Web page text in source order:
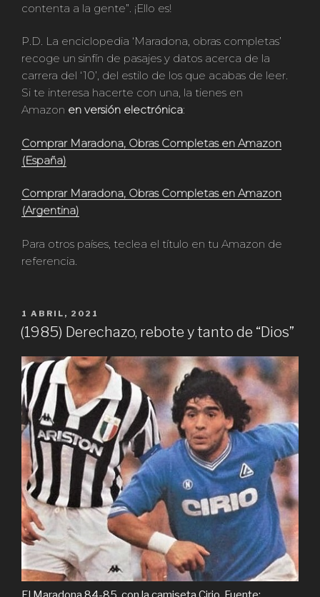
contenta a la gente”. ¡Ello es!
P.D. La enciclopedia ‘Maradona, obras completas’
recoge un sinfín de pasajes y datos acerca de la
carrera del ‘10’, del estilo de los que acabas de leer.
Si te interesa hacerte con una, la tienes en
Amazon en versión electrónica:
Comprar Maradona, Obras Completas en Amazon
(España)
Comprar Maradona, Obras Completas en Amazon
(Argentina)
Para otros países, teclea el título en tu Amazon de
referencia.
PUBLICADO
EN
1 ABRIL, 2021
(1985) Derechazo, rebote y tanto de “Dios”